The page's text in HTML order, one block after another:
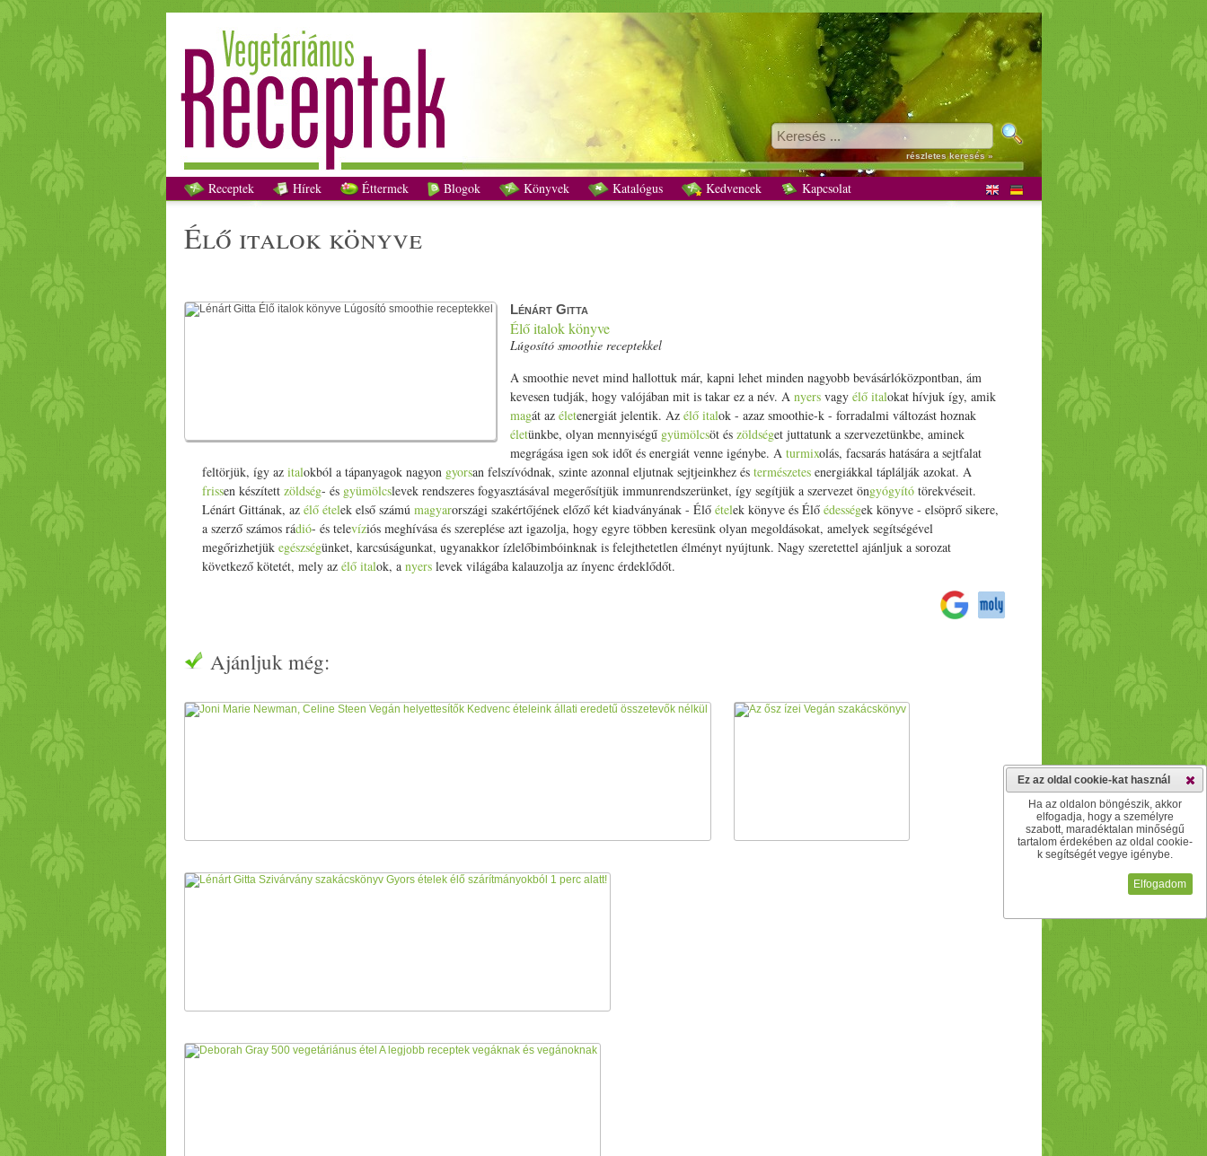
Lénárt Gitta Élő italok könyve Lúgosító smoothie receptekkel - Vegetáriánus receptek
részletes keresés »
Receptek Hírek Éttermek Blogok Könyvek Katalógus Kedvencek Kapcsolat
élő italok könyve
Lénárt Gitta
Élő italok könyve
Lúgosító smoothie receptekkel
A smoothie nevet mind hallottuk már, kapni lehet minden nagyobb bevásárlóközpontban, ám
kevesen tudják, hogy valójában mit is takar ez a név. A nyersvagy élő italokat hívjuk így, amik
magát az életenergiát jelentik. Az élő italok - azaz smoothie-k - forradalmi változást hoznak
életünkbe, olyan mennyiségű gyümölcsöt és zöldséget juttatunk a szervezetünkbe, aminek
megrágása igen sok időt és energiát venne igénybe. A turmixolás, facsarás hatására a sejtfalat
feltörjük, így az italokból a tápanyagok nagyon gyorsan felszívódnak, szinte azonnal eljutnak sejtjeinkhez és természetesenergiákkal táplálják azokat. A
frissen készített zöldség- és gyümölcslevek rendszeres fogyasztásával megerősítjük immunrendszerünket, így segítjük a szervezet öngyógyítótörekvéseit.
Lénárt Gittának, az élő ételek első számú magyarországi szakértőjének előző két kiadványának - Élő ételek könyve és Élő édességek könyve - elsöprő sikere,
a szerző számos rádió- és televíziós meghívása és szereplése azt igazolja, hogy egyre többen keresünk olyan megoldásokat, amelyek segítségével
megőrizhetjük egészségünket, karcsúságunkat, ugyanakkor ízlelőbimbóinknak is felejthetetlen élményt nyújtunk. Nagy szeretettel ajánljuk a sorozat
következő kötetét, mely az élő italok, a nyerslevek világába kalauzolja az ínyenc érdeklődőt.
Ajánljuk még:
Ez az oldal cookie-kat használ
Ha az oldalon böngészik, akkor
elfogadja, hogy a személyre
szabott, maradéktalan minőségű
tartalom érdekében az oldal cookie-
k segítségét vegye igénybe.
Elfogadom